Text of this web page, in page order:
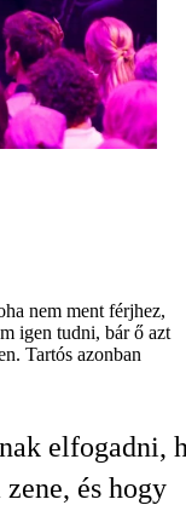
nem ment férjhez,
igen tudni, bár ő azt
Tartós azonban
elfogadni,
és hogy